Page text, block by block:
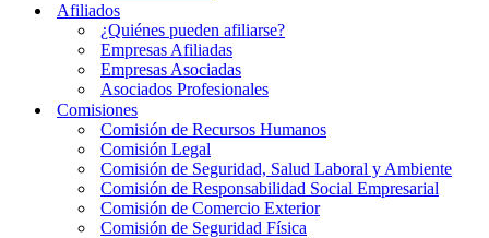
Afiliados
¿Quiénes pueden afiliarse?
Empresas Afiliadas
Empresas Asociadas
Asociados Profesionales
Comisiones
Comisión de Recursos Humanos
Comisión Legal
Comisión de Seguridad, Salud Laboral y Ambiente
Comisión de Responsabilidad Social Empresarial
Comisión de Comercio Exterior
Comisión de Seguridad Física